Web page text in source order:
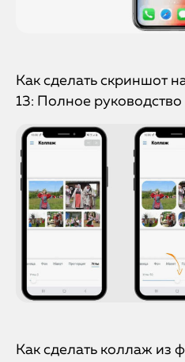
Как сделать скриншот
13: Полное руководство
Как сделать коллаж из